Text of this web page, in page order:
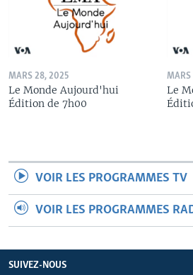
MARS 28, 2025
Le Monde Aujourd'hui
Édition de 7h00
Le
VOIR LES PROGRAMMES TV
VOIR LES PROGRAMMES
SUIVEZ-NOUS